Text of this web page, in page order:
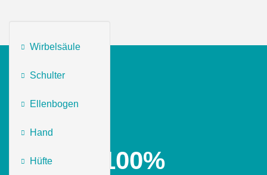
Wirbelsäule
Schulter
Ellenbogen
Hand
Hüfte 100%